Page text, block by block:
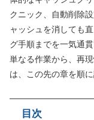
クニック、自動削除
ャッシュを消しても
グ手順までを一気通
単なる作業から、再
は、この先の章を順
目次